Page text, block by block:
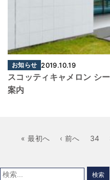
お知らせ 2019.10.19
スコッティキャメロン シ
案内
« 最初へ ‹ 前へ 34